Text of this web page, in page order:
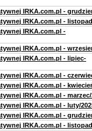
IRKA.com.pl -
IRKA.com.pl -
IRKA.com.pl -
IRKA.com.pl -
IRKA.com.pl - lipiec-
IRKA.com.pl -
IRKA.com.pl -
IRKA.com.pl - marzec/
IRKA.com.pl - luty/
IRKA.com.pl -
IRKA.com.pl -